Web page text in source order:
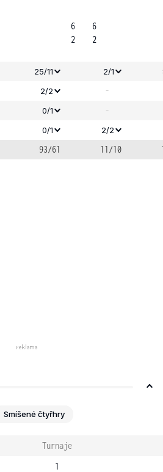
6
2
6
2
25/11 2/1
2/2 -
0/1 -
0/1 2/2
93/61 11/10
Smíšené čtyřhry
Turnaje
1